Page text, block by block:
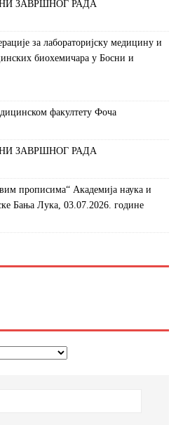
ЗАВРШНОГ РАДА
за лабораторијску медицину и
биохемичара у Босни и
факултету Фоча
ЗАВРШНОГ РАДА
прописима“ Академија наука и
Бања Лука, 03.07.2026. године